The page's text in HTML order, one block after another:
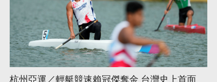
杭州亞運／輕艇競速賴冠傑奪金 台灣史上首面